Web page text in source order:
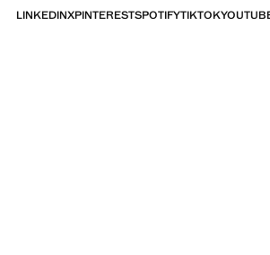
TIKTOK
SPOTIFY
PINTEREST
X
LINKEDIN